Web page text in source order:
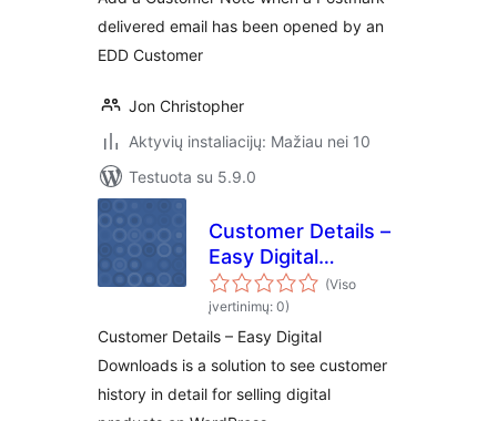
delivered email has been opened by an
EDD Customer
Jon Christopher
Aktyvių instaliacijų: Mažiau nei 10
Testuota su 5.9.0
Customer Details –
Easy Digital
Downloads
(Viso
įvertinimų: 0)
Customer Details – Easy Digital
Downloads is a solution to see customer
history in detail for selling digital